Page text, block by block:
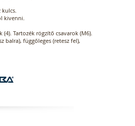
kivenni.
Tartozék rögzítő csavarok (M6).
balra), függőleges (retesz fel),